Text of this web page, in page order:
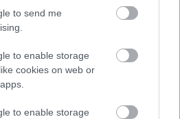
to send me
to enable storage
cookies on web or
to enable storage